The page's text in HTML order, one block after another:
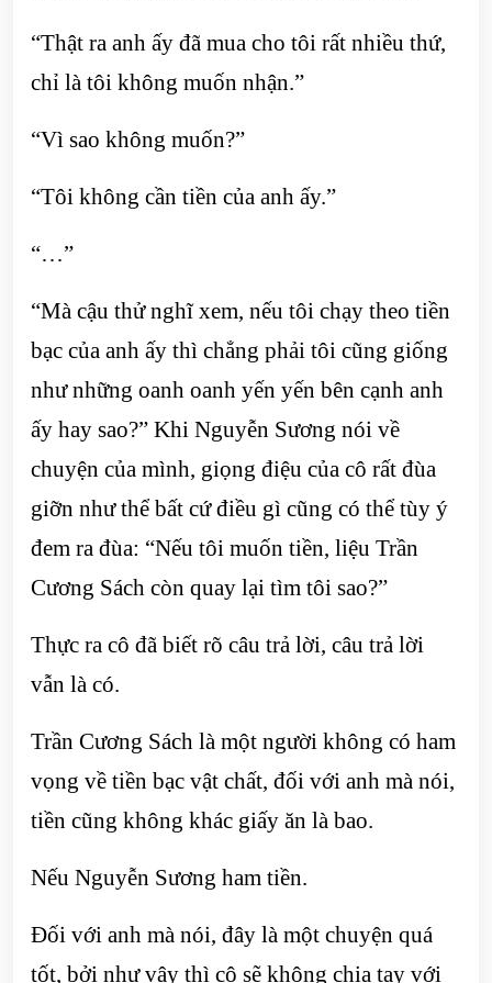
“Thật ra anh ấy đã mua cho tôi rất nhiều thứ,
chỉ là tôi không muốn nhận.”
“Vì sao không muốn?”
“Tôi không cần tiền của anh ấy.”
“…”
“Mà cậu thử nghĩ xem, nếu tôi chạy theo tiền
bạc của anh ấy thì chẳng phải tôi cũng giống
như những oanh oanh yến yến bên cạnh anh
ấy hay sao?” Khi Nguyễn Sương nói về
chuyện của mình, giọng điệu của cô rất đùa
giỡn như thể bất cứ điều gì cũng có thể tùy ý
đem ra đùa: “Nếu tôi muốn tiền, liệu Trần
Cương Sách còn quay lại tìm tôi sao?”
Thực ra cô đã biết rõ câu trả lời, câu trả lời
vẫn là có.
Trần Cương Sách là một người không có ham
vọng về tiền bạc vật chất, đối với anh mà nói,
tiền cũng không khác giấy ăn là bao.
Nếu Nguyễn Sương ham tiền.
Đối với anh mà nói, đây là một chuyện quá
tốt, bởi như vậy thì cô sẽ không chia tay với